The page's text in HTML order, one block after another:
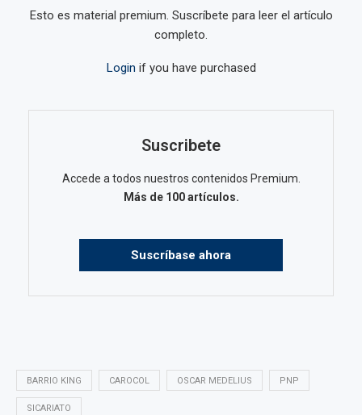
Esto es material premium. Suscríbete para leer el artículo
completo.
Login if you have purchased
Suscribete
Accede a todos nuestros contenidos Premium.
Más de 100 artículos.
Suscríbase ahora
BARRIO KING CAROCOL OSCAR MEDELIUS PNP
SICARIATO